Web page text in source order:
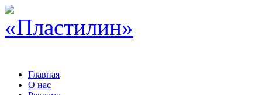
Главная
О нас